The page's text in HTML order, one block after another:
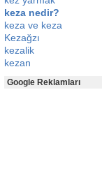
keza nedir?
keza ve keza
Kezağzı
kezalik
kezan
Google Reklamları